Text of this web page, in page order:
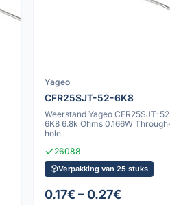
Yageo
CFR25SJT-52-6K8
Weerstand Yageo CFR25SJT-
6K8 6.8k Ohms 0.166W
hole
26088
Verpakking van 25 stuks
0.17€ – 0.27€